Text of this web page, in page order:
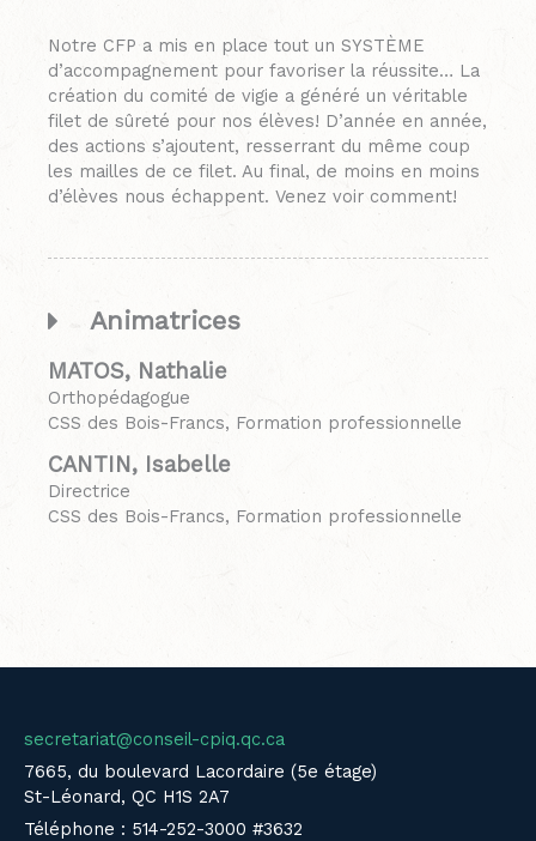
Notre CFP a mis en place tout un SYSTÈME
d’accompagnement pour favoriser la réussite… La
création du comité de vigie a généré un véritable
filet de sûreté pour nos élèves! D’année en année,
des actions s’ajoutent, resserrant du même coup
les mailles de ce filet. Au final, de moins en moins
d’élèves nous échappent. Venez voir comment!
Animatrices
MATOS, Nathalie
Orthopédagogue
CSS des Bois-Francs, Formation professionnelle
CANTIN, Isabelle
Directrice
CSS des Bois-Francs, Formation professionnelle
secretariat@conseil-cpiq.qc.ca
7665, du boulevard Lacordaire (5e étage)
St-Léonard, QC H1S 2A7
Téléphone : 514-252-3000 #3632